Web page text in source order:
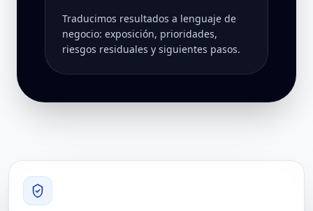
Traducimos resultados a lenguaje de
negocio: exposición, prioridades,
riesgos residuales y siguientes pasos.
ENTREGABLES